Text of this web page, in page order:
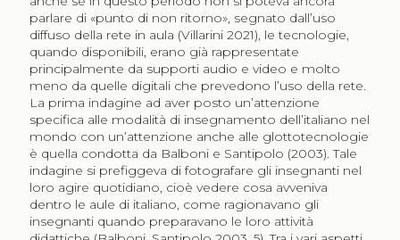
parlare di «punto di non ritorno», segnato dall’uso
diffuso della rete in aula (Villarini 2021), le tecnologie,
quando disponibili, erano già rappresentate
principalmente da supporti audio e video e molto
meno da quelle digitali che prevedono l’uso della rete.
La prima indagine ad aver posto un’attenzione
specifica alle modalità di insegnamento dell’italiano nel
mondo con un’attenzione anche alle glottotecnologie
è quella condotta da Balboni e Santipolo (2003). Tale
indagine si prefiggeva di fotografare gli insegnanti nel
loro agire quotidiano, cioè vedere cosa avveniva
dentro le aule di italiano, come ragionavano gli
insegnanti quando preparavano le loro attività